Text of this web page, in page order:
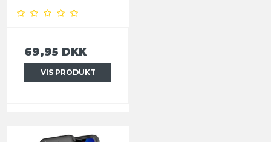
69,95 DKK
VIS PRODUKT